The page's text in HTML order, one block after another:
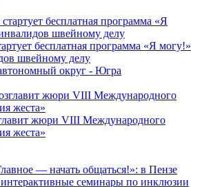
бесплатная программа «Я могу!»
швейному делу
округ - Югра
жюри VIII Международного
жеста»